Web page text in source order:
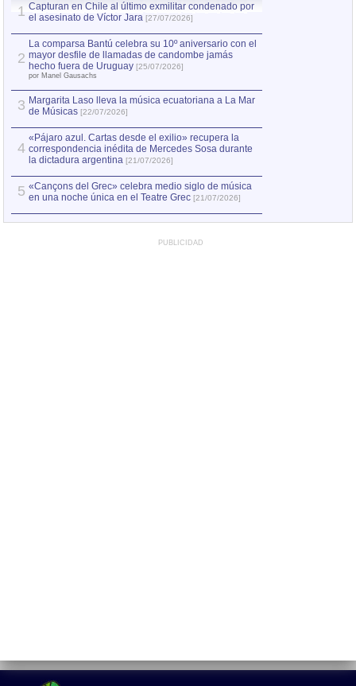
1 Capturan en Chile al último exmilitar condenado por
el asesinato de Víctor Jara [27/07/2026]
2
La comparsa Bantú celebra su 10º aniversario con el
mayor desfile de llamadas de candombe jamás
hecho fuera de Uruguay [25/07/2026]
por Manel Gausachs
3 Margarita Laso lleva la música ecuatoriana a La Mar
de Músicas [22/07/2026]
4
«Pájaro azul. Cartas desde el exilio» recupera la
correspondencia inédita de Mercedes Sosa durante
la dictadura argentina [21/07/2026]
5 «Cançons del Grec» celebra medio siglo de música
en una noche única en el Teatre Grec [21/07/2026]
PUBLICIDAD